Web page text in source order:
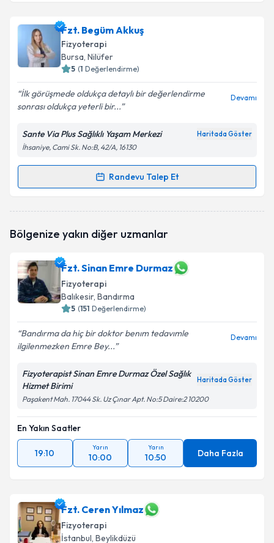
Fzt. Begüm Akkuş
Fizyoterapi
Bursa, Nilüfer
5 (1 Değerlendirme)
İlk görüşmede oldukça detaylı bir değerlendirme
sonrası oldukça yeterli bir...
Devamı
Sante Via Plus Sağlıklı Yaşam Merkezi Haritada Göster
İhsaniye, Cami Sk. No:B, 42/A, 16130
Randevu Talep Et
Randevu Takvimi Talebi
oluşturun. Size bu uzmandan randevu almanız için bir
E-posta Adresiniz
Kişisel verilerimin işlenmesine ilişkin
Aydınlatma
Metni'ni okudum ve kişisel verilerimin belirtilen
Takvim Talebini Gönder
Bölgenize yakın diğer uzmanlar
Fzt. Sinan Emre Durmaz
Fizyoterapi
Balıkesir, Bandırma
5 (151 Değerlendirme)
Bandırma da hiç bir doktor benım tedavımle
ilgilenmezken Emre Bey...
Devamı
Fizyoterapist Sinan Emre Durmaz Özel Sağlık
Hizmet Birimi
Haritada Göster
Paşakent Mah. 17044 Sk. Uz Çınar Apt. No:5 Daire:2 10200
En Yakın Saatler
19:10
Yarın
10:00
Yarın
10:50 Daha Fazla
Fzt. Ceren Yılmaz
Fizyoterapi
İstanbul, Beylikdüzü